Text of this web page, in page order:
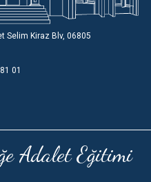
Selim Kiraz Blv, 06805
01
Adalet Eğitimi